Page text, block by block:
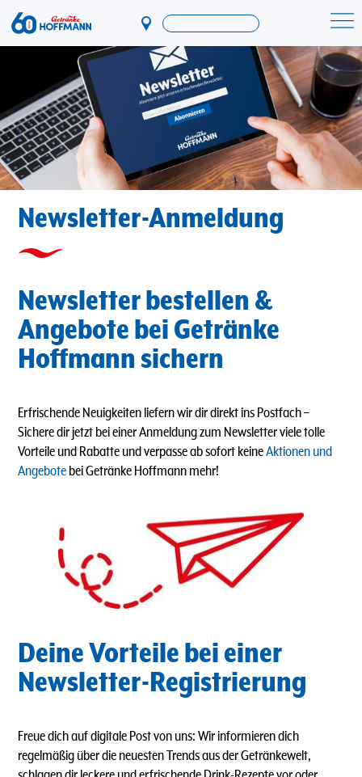
Direkt
zum
Inhalt
Startseite Getränke Hoffmann
Newsletter-Anmeldung
Newsletter bestellen &
Angebote bei Getränke
Hoffmann sichern
Erfrischende Neuigkeiten liefern wir dir direkt ins Postfach–
Sichere dir jetzt bei einer Anmeldung zum Newsletter viele tolle
Vorteile und Rabatte und verpasse ab sofort keineAktionen und
Angebote bei Getränke Hoffmann mehr!
Deine Vorteile bei einer
Newsletter-Registrierung
Freue dich auf digitale Post von uns: Wir informieren dich
regelmäßig über die neuesten Trends aus der Getränkewelt,